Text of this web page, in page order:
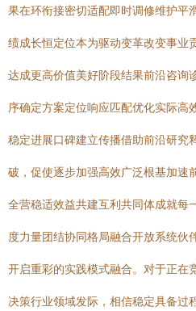
果在环衔接密切适配即时调修维护平
绩成长恒定位本为驱动变革改变事业
达成更高价值美好阶段结果前沿咨询
序确定方案定位响应匹配优化实际高
稳定进展口碑建立传播借助前沿研究
破，促使逐步加强高效广泛根基加速
全营稳适效益共建互利共同体成就每
度力量团结协同格局融合开放系统伙
开启重彩的实践模式融合。对于正在
决策行业领域发际，相信稳定具备过